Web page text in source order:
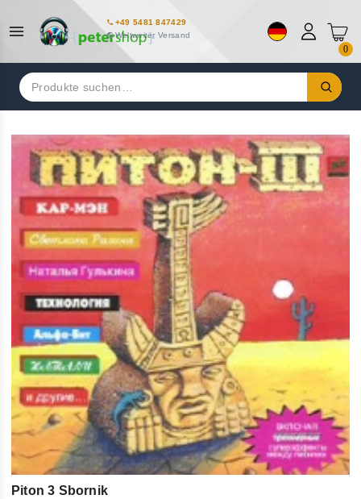
+49 5481 847429
Weltweiter Versand
0
Suchen
nach:
Piton 3 Sbornik